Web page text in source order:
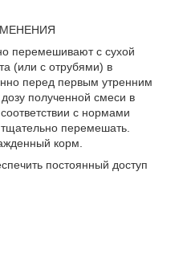
перемешивают с сухой
(или с отрубями) в
перед первым утренним
полученной смеси в
с нормами
перемешать.
корм.
постоянный доступ